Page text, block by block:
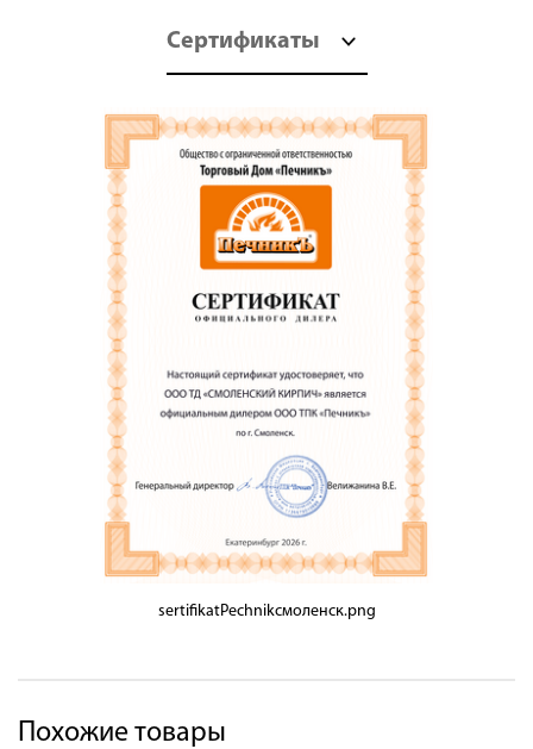
Сертификаты
sertifikatPechnikсмоленск.png
Похожие товары